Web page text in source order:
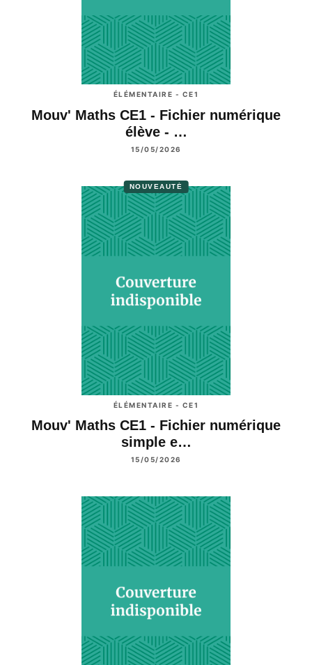
ÉLÉMENTAIRE - CE1
Mouv' Maths CE1 - Fichier numérique
élève - …
15/05/2026
NOUVEAUTÉ
ÉLÉMENTAIRE - CE1
Mouv' Maths CE1 - Fichier numérique
simple e…
15/05/2026